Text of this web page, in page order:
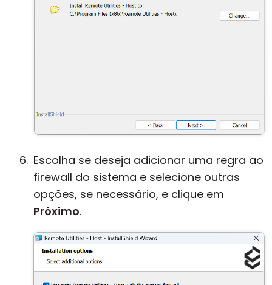
Escolha se deseja adicionar uma regra ao
firewall do sistema e selecione outras
opções, se necessário, e clique em
Próximo.